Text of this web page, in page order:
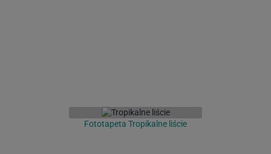
Fototapeta Tropikalne liście